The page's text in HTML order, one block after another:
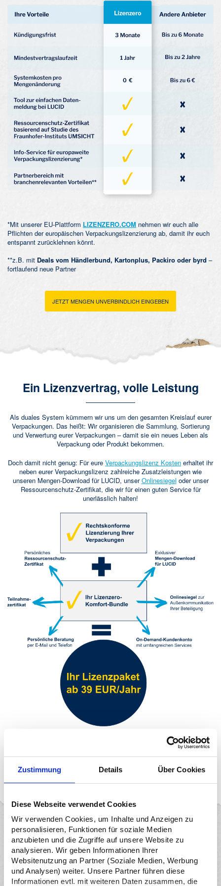
Zustimmung Details Über Cookies
Diese Webseite verwendet Cookies
Wir verwenden Cookies, um Inhalte und Anzeigen zu
personalisieren, Funktionen für soziale Medien
anzubieten und die Zugriffe auf unsere Website zu
analysieren. Wir geben Informationen Ihrer
Websitenutzung an Partner (Soziale Medien, Werbung
und Analysen) weiter. Unsere Partner führen diese
Informationen evtl. mit weiteren Daten zusammen, die
*Mit unserer EU-Plattform LIZENZERO.COM nehmen wir euch alle
Pflichten der europäischen Verpackungslizenzierung ab, damit ihr euch
entspannt zurücklehnen könnt.
**z.B. mit Deals vom Händlerbund, Kartonplus, Packiro oder byrd –
fortlaufend neue Partner
JETZT MENGEN UNVERBINDLICH EINGEBEN
Ein Lizenzvertrag, volle Leistung
Als duales System kümmern wir uns um den gesamten Kreislauf eurer
Verpackungen. Das heißt: Wir organisieren die Sammlung, Sortierung
und Verwertung eurer Verpackungen – damit sie ein neues Leben als
Verpackung oder Produkt bekommen.
Doch damit nicht genug: Für eure Verpackungslizenz Kosten erhaltet ihr
neben eurer Verpackungslizenz zahlreiche Zusatzleistungen wie
unseren Mengen-Download für LUCID, unserOnlinesiegel oder unser
Ressourcenschutz-Zertifikat, die wir für einen guten Service für
unerlässlich halten!
Das bieten wir euch